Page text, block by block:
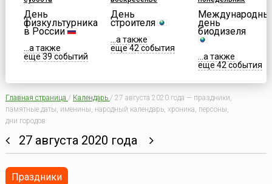
День
физкультурника
в России
...а также
еще 39 событий
День
строителя
...а также
еще 42 события
день
биодизеля
...а также
еще 42 события
Главная страница / Календарь / 27 августа 2020 года — праздники,
памятные даты, именины, народный календарь, хроника, персоны,
дни городов
27 августа 2020 года
Праздники